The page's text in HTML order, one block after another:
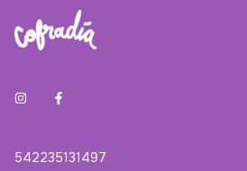
542235131497